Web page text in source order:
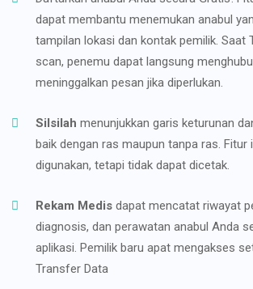
dapat membantu menemukan anabul
tampilan lokasi dan kontak pemilik. Saat
scan, penemu dapat langsung
meninggalkan pesan jika diperlukan.
Silsilah menunjukkan garis keturunan
baik dengan ras maupun tanpa ras. Fitur
digunakan, tetapi tidak dapat dicetak.
Rekam Medis dapat mencatat riwayat
diagnosis, dan perawatan anabul Anda
aplikasi. Pemilik baru apat mengakses
Transfer Data